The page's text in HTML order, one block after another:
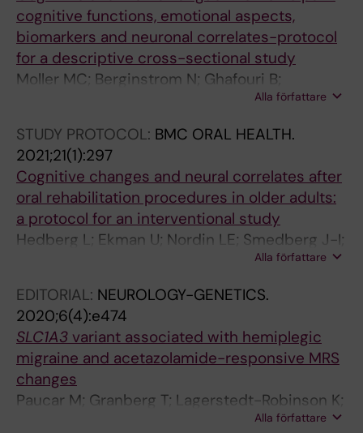
cognitive functions, emotional aspects,
biomarkers and neuronal correlates-protocol
for a descriptive cross-sectional study
Moller MC; Berginstrom N; Ghafouri B;
Holmqvist A; Lofgren M; Nordin L; Stalnacke B-
Alla författare
STUDY PROTOCOL: BMC ORAL HEALTH.
2021;21(1):297
Cognitive changes and neural correlates after
oral rehabilitation procedures in older adults:
a protocol for an interventional study
Hedberg L; Ekman U; Nordin LE; Smedberg J-I;
Skott P; Seiger A; Sandborgh-Englund G;
Alla författare
EDITORIAL: NEUROLOGY-GENETICS.
2020;6(4):e474
SLC1A3 variant associated with hemiplegic
migraine and acetazolamide-responsive MRS
changes
Paucar M; Granberg T; Lagerstedt-Robinson K;
Waldenlind E; Petersson S; Nordin L;Alla författare